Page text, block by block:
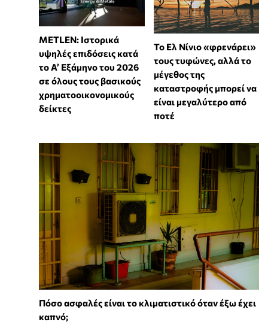
METLEN: Ιστορικά
υψηλές επιδόσεις κατά
το Α’ Εξάμηνο του 2026
σε όλους τους βασικούς
χρηματοοικονομικούς
δείκτες
Το Ελ Νίνιο «φρενάρει»
τους τυφώνες, αλλά το
μέγεθος της
καταστροφής μπορεί να
είναι μεγαλύτερο από
ποτέ
Πόσο ασφαλές είναι το κλιματιστικό όταν έξω έχει
καπνό;